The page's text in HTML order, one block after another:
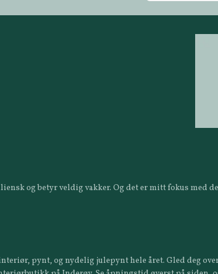
og betyr veldig vakker. Og det er mitt fokus
pynt, og nydelig julepynt hele året. Gled deg